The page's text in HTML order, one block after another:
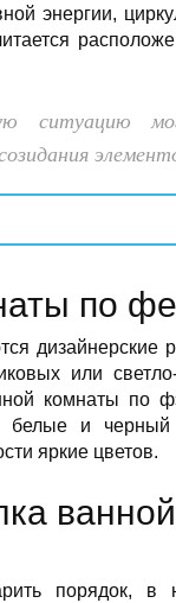
энергии,
ситуацию
по
дизайнерские
или
комнаты по
белые и
яркие цветов.
порядок, в